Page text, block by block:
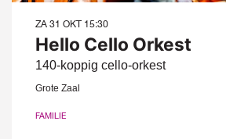
Hello Cello Orkest
140-koppig cello-orkest
ZA 31 OKT 15:30
Grote Zaal
FAMILIE